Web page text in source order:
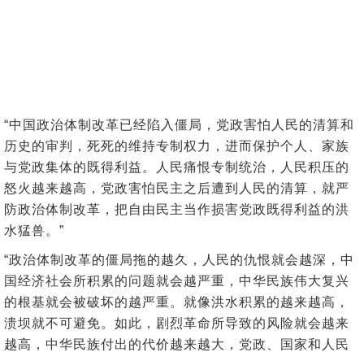
“中国政治体制改革已经陷入僵局，党政害怕人民的清算和
历史的审判，死死的维持专制权力，进而保护个人、家族
与党政集体的既得利益。人民痛恨专制统治，人民积压的
怒火越来越高，党政害怕民主之后遭到人民的清算，就严
防政治体制改革，把自由民主当作损害党政既得利益的洪
水猛兽。”
“政治体制改革的僵局拖的越久，人民的仇恨就会越深，中
国经济社会所积累的问题就会越严重，中华民族伟大复兴
的根基就会被破坏的越严重。就像洪水积累的越来越高，
溃坝就不可避免。如此，剧烈革命所导致的风险就会越来
越高，中华民族付出的代价越来越大，党政、国家和人民